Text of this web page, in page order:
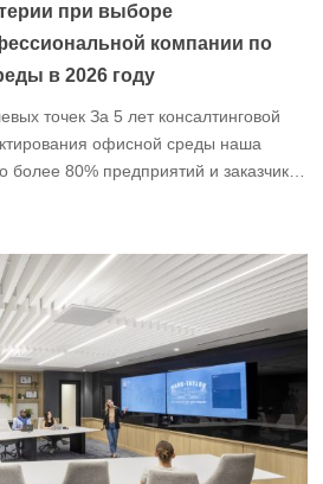
при выборе
компании по
в 2026 году
точек За 5 лет консалтинговой
офисной среды наша
80% предприятий и заказчиков
“приземления и переворачивания”:
совершенно хаотичным после
общего офисного пространства,
– это общественная зона […]